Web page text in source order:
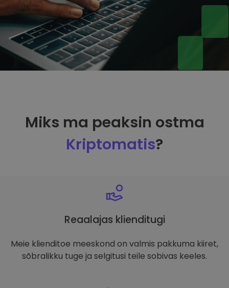
Miks ma peaksin ostma
Kriptomatis?
Reaalajas klienditugi
Meie klienditoe meeskond on valmis pakkuma kiiret,
sõbralikku tuge ja selgitusi teile sobivas keeles.